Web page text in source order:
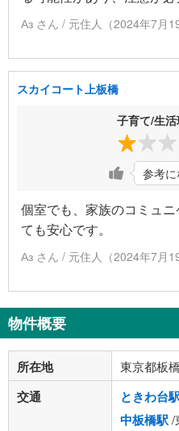
Аз さん / 元住人（2024年7月
スカイコート上板橋
子育て/生
参考
個室でも、家族のコミュ
ても安心です。
Аз さん / 元住人（2024年7月
物件概要
所在地 東京都板
交通 ときわ台
中板橋駅/